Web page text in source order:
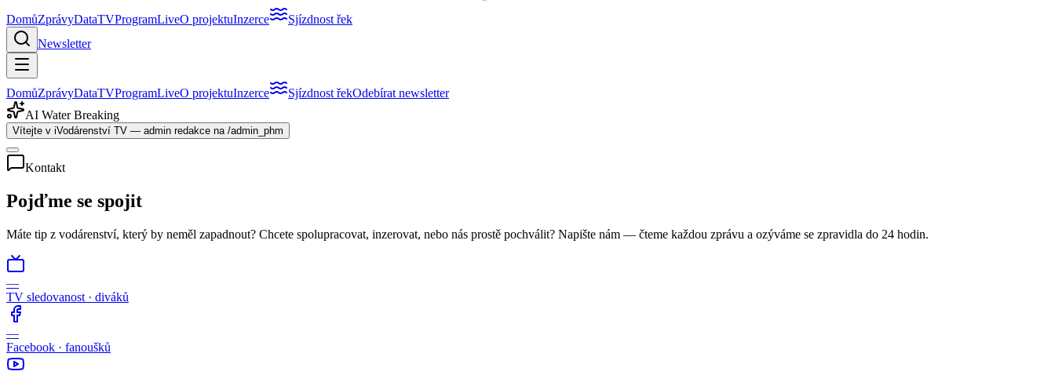
DomůZprávyDataTVProgramLiveO projektuInzerce
Sjízdnost řek
Newsletter
DomůZprávyDataTVProgramLiveO projektuInzerce Sjízdnost řekOdebírat newsletter
AI Water Breaking
Vítejte v iVodárenství TV — admin redakce na /admin_phm
Kontakt
Pojďme se spojit
Máte tip z vodárenství, který by neměl zapadnout? Chcete spolupracovat, inzerovat, nebo nás prostě pochválit? Napište nám — čteme každou zprávu a ozýváme se zpravidla do 24 hodin.
—
TV sledovanost · diváků
—
Facebook · fanoušků